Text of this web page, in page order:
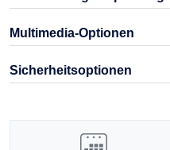
Multimedia-Optionen
Sicherheitsoptionen